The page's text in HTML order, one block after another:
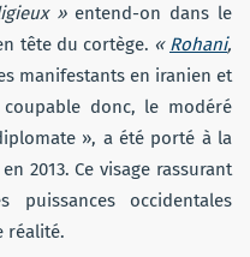
»entend-on dans le
tête du cortège. « Rohani,
manifestants en iranien et
donc, le modéré
», a été porté à la
2013. Ce visage rassurant
occidentales
réalité.